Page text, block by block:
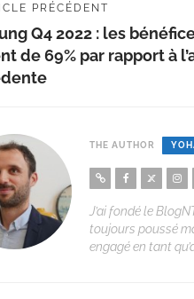
PRÉCÉDENT
Q4 2022 : les
de 69% par rapport à
THE AUTHOR
J’ai fondé le
toujours poussé
engagé en tant